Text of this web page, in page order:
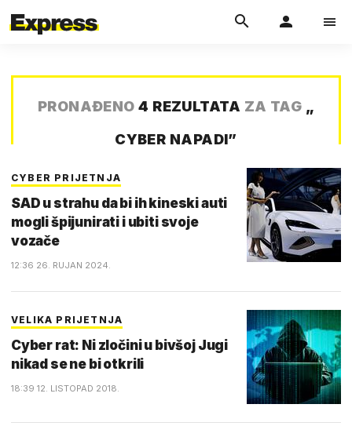
PRONAĐENO 4 REZULTATA ZA TAG „
CYBER NAPADI”
CYBER PRIJETNJA
SAD u strahu da bi ih kineski auti
mogli špijunirati i ubiti svoje
vozače
12:36 26. RUJAN 2024.
VELIKA PRIJETNJA
Cyber rat: Ni zločini u bivšoj Jugi
nikad se ne bi otkrili
18:39 12. LISTOPAD 2018.